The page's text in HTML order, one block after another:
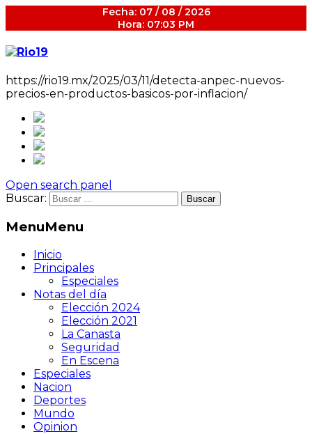
Fecha: 07 / 08 / 2026
Hora: 07:03 PM
https://rio19.mx/2025/03/11/detecta-anpec-nuevos-
precios-en-productos-basicos-por-inflacion/
Open search panel
Buscar:
MenuMenu
Inicio
Principales
Especiales
Notas del día
Elección 2024
Elección 2021
La Canasta
Seguridad
En Escena
Especiales
Nacion
Deportes
Mundo
Opinion